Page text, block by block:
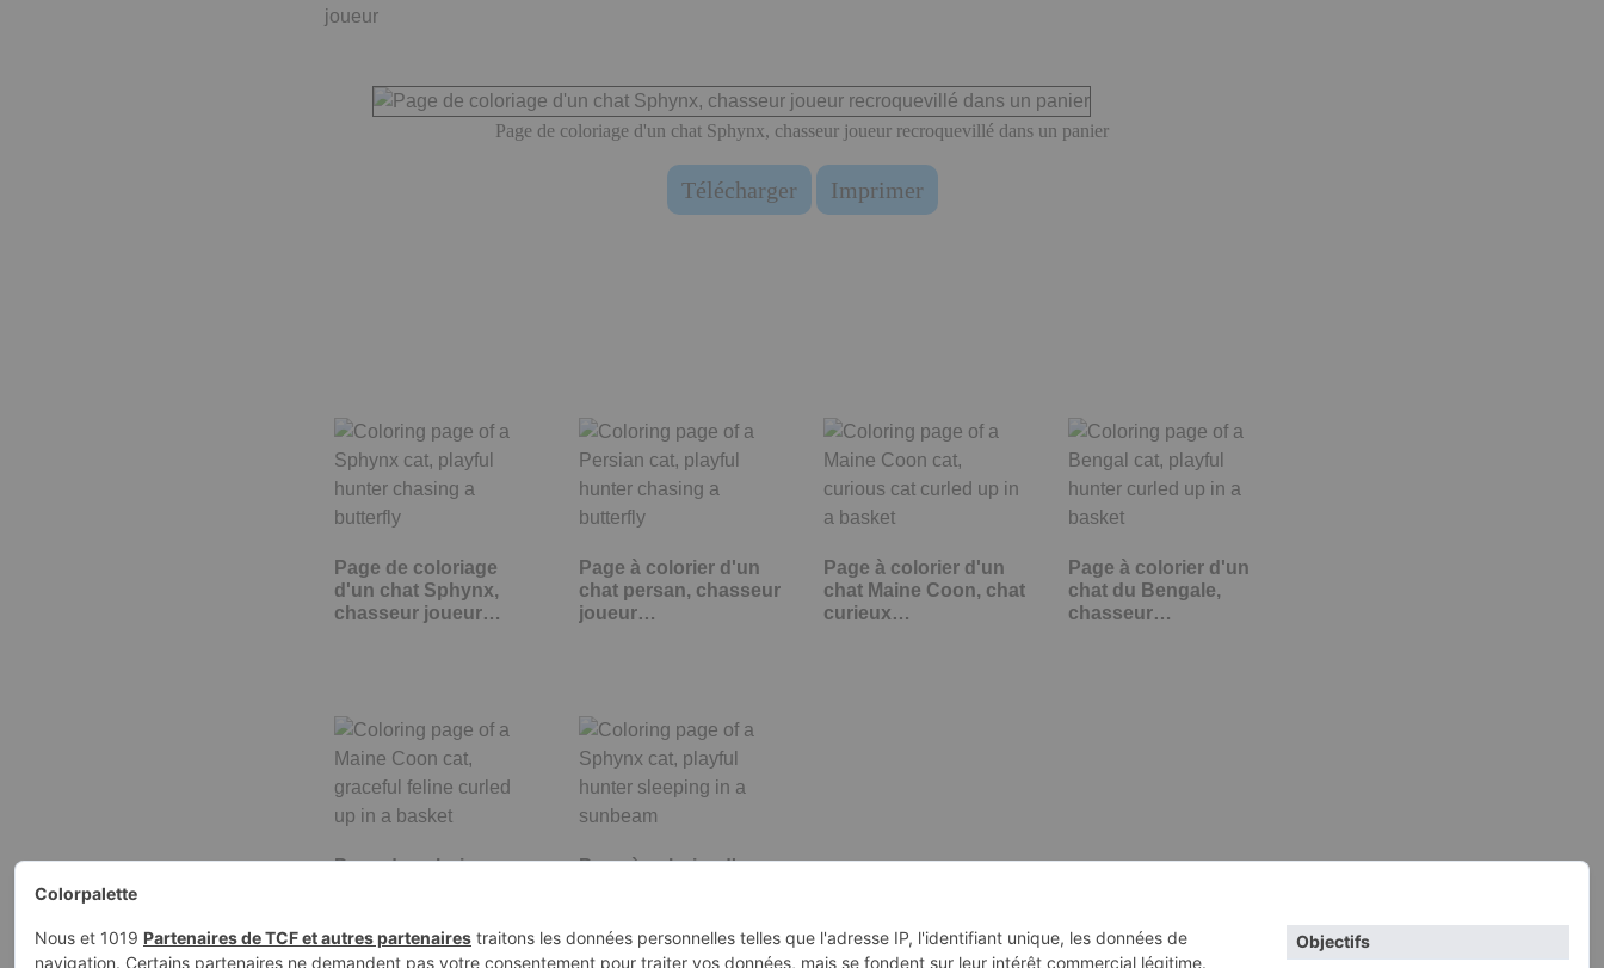
joueur
Page de coloriage d'un chat Sphynx, chasseur joueur recroquevillé dans un panier
Télécharger Imprimer
Page de coloriage
d'un chat Sphynx,
chasseur joueur…
Page à colorier d'un
chat persan, chasseur
joueur…
Page à colorier d'un
chat Maine Coon, chat
curieux…
Page à colorier d'un
chat du Bengale,
chasseur…
Page de coloriage
Page à colorier d'un